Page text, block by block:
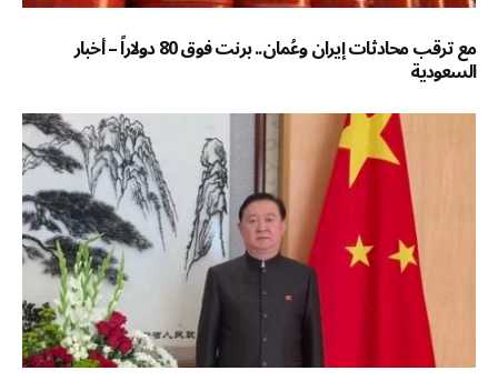
مع ترقب محادثات إيران وعُمان.. برنت فوق 80 دولاراً – أخبار
السعودية